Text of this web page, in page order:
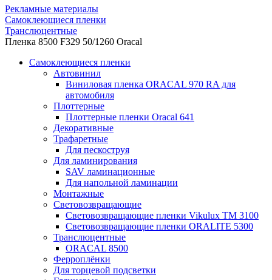
Рекламные материалы
Самоклеющиеся пленки
Транслюцентные
Пленка 8500 F329 50/1260 Oracal
Самоклеющиеся пленки
Автовинил
Виниловая пленка ORACAL 970 RA для
автомобиля
Плоттерные
Плоттерные пленки Oracal 641
Декоративные
Трафаретные
Для пескоструя
Для ламинирования
SAV ламинационные
Для напольной ламинации
Монтажные
Световозвращающие
Световозвращающие пленки Vikulux ТМ 3100
Световозвращающие пленки ORALITE 5300
Транслюцентные
ORACAL 8500
Ферроплёнки
Для торцевой подсветки